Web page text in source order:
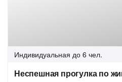
Индивидуальная до 6 чел.
Неспешная прогулка по